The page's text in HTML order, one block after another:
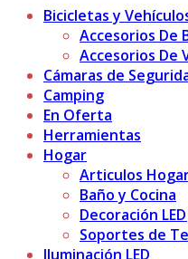
Bicicletas y
Accesorios De
Accesorios De
Cámaras de
Camping
En Oferta
Herramientas
Hogar
Articulos
Baño y Cocina
Decoración
Soportes de
Iluminación LED